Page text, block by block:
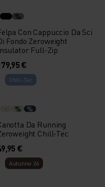
%
Con Cappuccio Da Sci
Fondo Zeroweight
Full-Zip
€
Chill-Tec
% %
Da Running
Chill-Tec
€
Autunno 26